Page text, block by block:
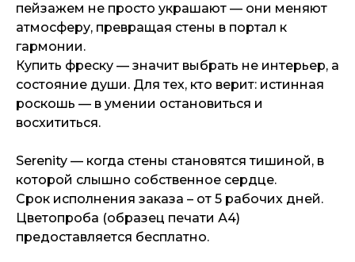
пейзажем не просто украшают — они меняют
атмосферу, превращая стены в портал к
гармонии.
Купить фреску — значит выбрать не интерьер, а
состояние души. Для тех, кто верит: истинная
роскошь — в умении остановиться и
восхититься.
Serenity — когда стены становятся тишиной, в
которой слышно собственное сердце.
Срок исполнения заказа – от 5 рабочих дней.
Цветопроба (образец печати А4)
предоставляется бесплатно.